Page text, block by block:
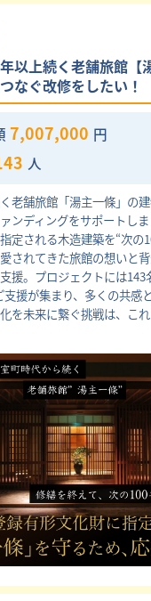
以上続く老舗旅館【
なぐ改修をしたい！
7,007,000 円
人
老舗旅館「湯主一條」の
ンディングをサポートし
定される木造建築を“次の
されてきた旅館の想いと
援。プロジェクトには143
援が集まり、多くの共感
を未来に繋ぐ挑戦は、こ